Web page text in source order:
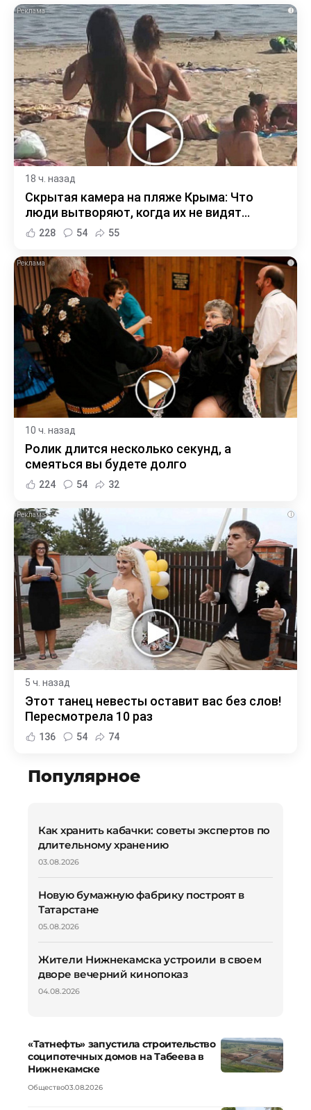
i
18 ч. назад
Скрытая камера на пляже Крыма: Что
люди вытворяют, когда их не видят...
228 54 55
i
10 ч. назад
Ролик длится несколько секунд, а
смеяться вы будете долго
224 54 32
i
5 ч. назад
Этот танец невесты оставит вас без слов!
Пересмотрела 10 раз
136 54 74
Популярное
Как хранить кабачки: советы экспертов по
длительному хранению
03.08.2026
Новую бумажную фабрику построят в
Татарстане
05.08.2026
Жители Нижнекамска устроили в своем
дворе вечерний кинопоказ
04.08.2026
«Татнефть» запустила строительство
соципотечных домов на Табеева в
Нижнекамске
Общество03.08.2026